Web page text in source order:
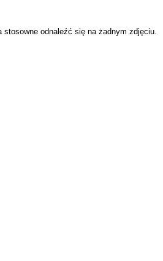
stosowne odnaleźć się na żadnym zdjęciu.